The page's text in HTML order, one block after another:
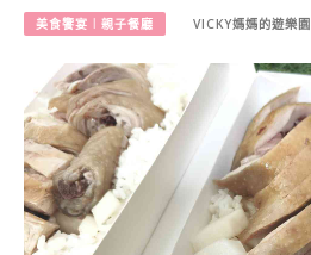
美食饗宴︱親子餐廳 VICKY媽媽的遊樂園